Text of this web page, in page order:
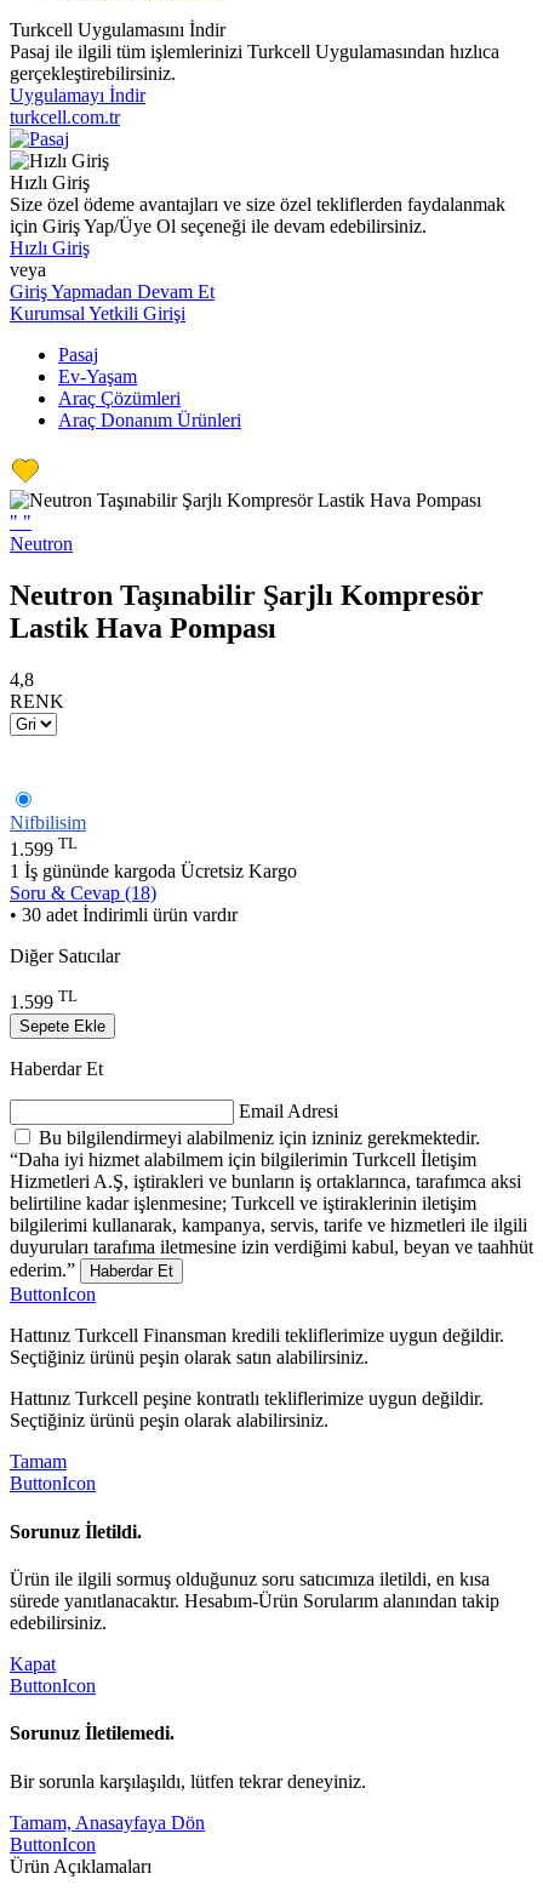
Turkcell Uygulamasını İndir
Pasaj ile ilgili tüm işlemlerinizi Turkcell Uygulamasından hızlıca
gerçekleştirebilirsiniz.
Uygulamayı İndir
turkcell.com.tr
Hızlı Giriş
Size özel ödeme avantajları ve size özel tekliflerden faydalanmak
için Giriş Yap/Üye Ol seçeneği ile devam edebilirsiniz.
Hızlı Giriş
veya
Giriş Yapmadan Devam Et
Kurumsal Yetkili Girişi
Pasaj
Ev-Yaşam
Araç Çözümleri
Araç Donanım Ürünleri
" "
Neutron
Neutron Taşınabilir Şarjlı Kompresör
Lastik Hava Pompası
4,8
RENK
Nifbilisim
1.599 TL
1 İş gününde kargoda Ücretsiz Kargo
Soru & Cevap (18)
• 30 adet İndirimli ürün vardır
Diğer Satıcılar
1.599 TL
Sepete Ekle
Haberdar Et
Email Adresi
Bu bilgilendirmeyi alabilmeniz için izniniz gerekmektedir.
“Daha iyi hizmet alabilmem için bilgilerimin Turkcell İletişim
Hizmetleri A.Ş, iştirakleri ve bunların iş ortaklarınca, tarafımca aksi
belirtiline kadar işlenmesine; Turkcell ve iştiraklerinin iletişim
bilgilerimi kullanarak, kampanya, servis, tarife ve hizmetleri ile ilgili
duyuruları tarafıma iletmesine izin verdiğimi kabul, beyan ve taahhüt
ederim.”
Haberdar Et
ButtonIcon
Hattınız Turkcell Finansman kredili tekliflerimize uygun değildir.
Seçtiğiniz ürünü peşin olarak satın alabilirsiniz.
Hattınız Turkcell peşine kontratlı tekliflerimize uygun değildir.
Seçtiğiniz ürünü peşin olarak alabilirsiniz.
Tamam
ButtonIcon
Sorunuz İletildi.
Ürün ile ilgili sormuş olduğunuz soru satıcımıza iletildi, en kısa
sürede yanıtlanacaktır. Hesabım-Ürün Sorularım alanından takip
edebilirsiniz.
Kapat
ButtonIcon
Sorunuz İletilemedi.
Bir sorunla karşılaşıldı, lütfen tekrar deneyiniz.
Tamam, Anasayfaya Dön
ButtonIcon
Ürün Açıklamaları